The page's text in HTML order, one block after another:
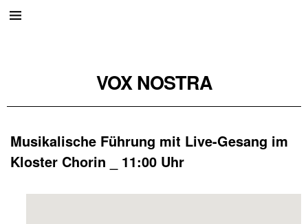
VOX NOSTRA
Musikalische Führung mit Live-Gesang im
Kloster Chorin _ 11:00 Uhr